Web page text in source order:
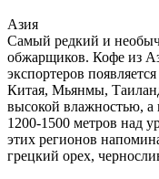
Азия
Самый редкий и
обжарщиков. Кофе из
экспортеров
Китая, Мьянмы,
высокой влажностью, а
1200-1500 метров над
этих регионов
грецкий орех,